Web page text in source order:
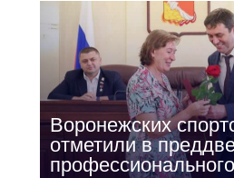
Воронежских
отметили в